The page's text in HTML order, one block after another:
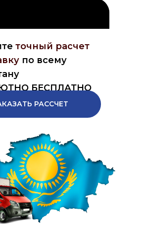
точный расчет
по всему
БЕСПЛАТНО
РАССЧЕТ